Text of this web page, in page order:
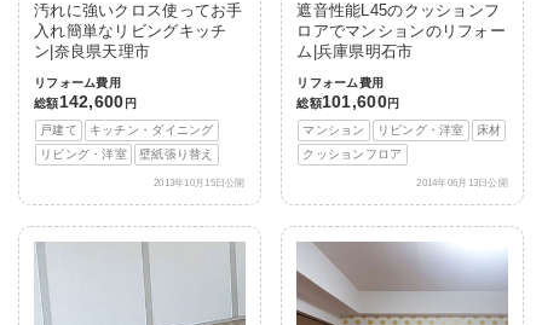
汚れに強いクロス使ってお手
入れ簡単なリビングキッチ
ン|奈良県天理市
リフォーム費用
総額142,600 円
戸建て
キッチン・ダイニング
リビング・洋室
壁紙張り替え
2013年10月15日公開
遮音性能L45のクッションフ
ロアでマンションのリフォー
ム|兵庫県明石市
リフォーム費用
総額101,600円
マンション
リビング・洋室
床材
クッションフロア
2014年06月13日公開